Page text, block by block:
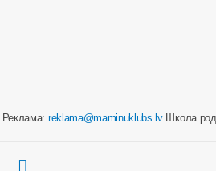
Реклама: reklama@maminuklubs.lvШкола